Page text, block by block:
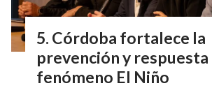
Córdoba fortalece la
prevención y respuesta
fenómeno El Niño